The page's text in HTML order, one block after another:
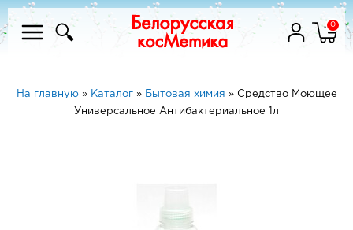
0
На главную» Каталог» Бытовая химия » Средство Моющее
Универсальное Антибактериальное 1л